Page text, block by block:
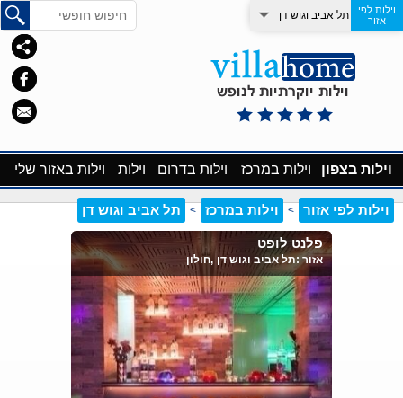
וילות בצפון וילות במרכז וילות בדרום וילות וילות באזור שלי
וילות לפי אזור > וילות במרכז > תל אביב וגוש דן
וילות לפי
אזור
תל אביב וגוש דן
פלנט לופט
אזור :תל אביב וגוש דן ,חולון